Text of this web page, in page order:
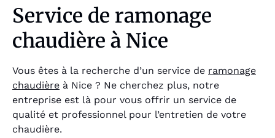
Service de ramonage
chaudière à Nice
Vous êtes à la recherche d’un service de ramonage
chaudière à Nice ? Ne cherchez plus, notre
entreprise est là pour vous offrir un service de
qualité et professionnel pour l’entretien de votre
chaudière.